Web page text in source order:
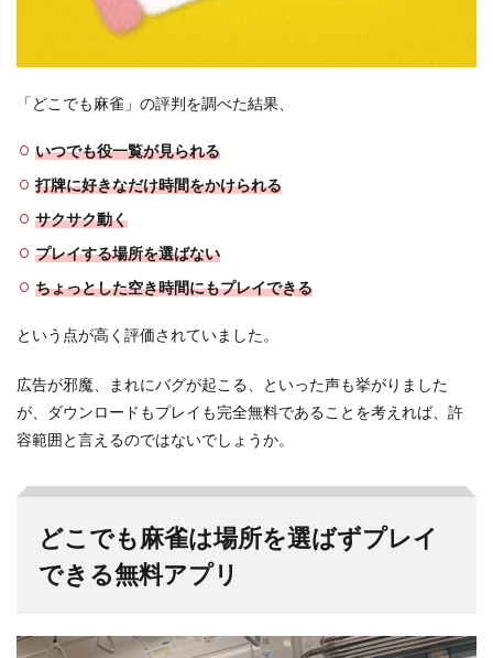
「どこでも麻雀」の評判を調べた結果、
いつでも役一覧が見られる
打牌に好きなだけ時間をかけられる
サクサク動く
プレイする場所を選ばない
ちょっとした空き時間にもプレイできる
という点が高く評価されていました。
広告が邪魔、まれにバグが起こる、といった声も挙がりました
が、ダウンロードもプレイも完全無料であることを考えれば、許
容範囲と言えるのではないでしょうか。
どこでも麻雀は場所を選ばずプレイ
できる無料アプリ